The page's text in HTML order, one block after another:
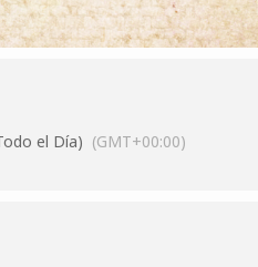
el Día) (GMT+00:00)